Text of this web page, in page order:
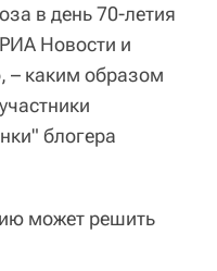
в день 70-летия
Новости и
– каким образом
блогера
может решить